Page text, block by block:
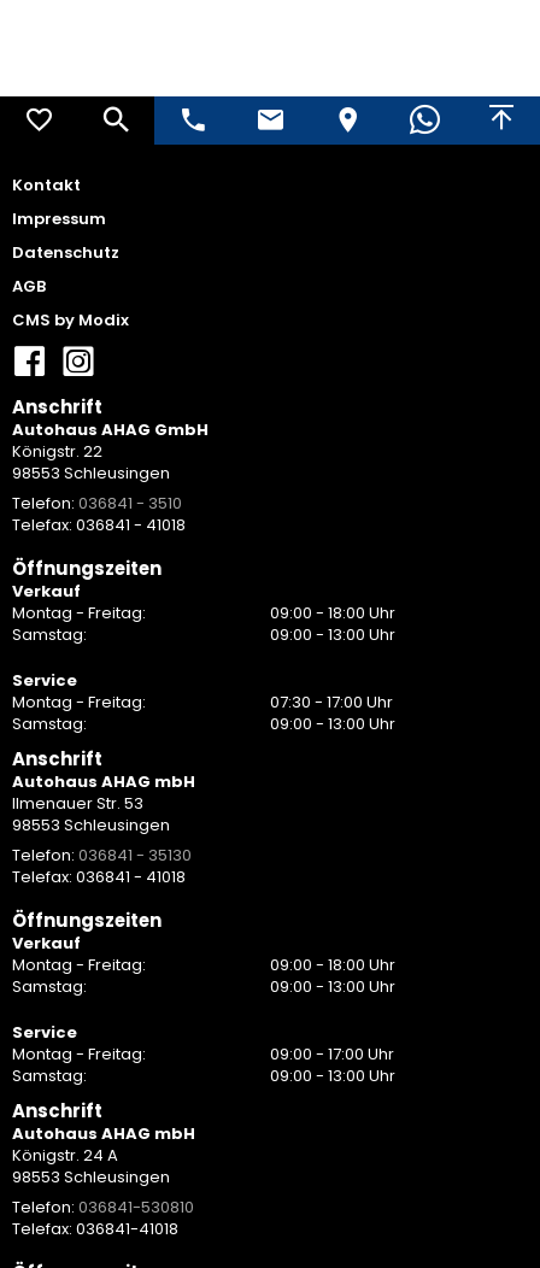
Kontakt
Impressum
Datenschutz
AGB
CMS by Modix
Anschrift
Autohaus AHAG GmbH
Königstr. 22
98553 Schleusingen
Telefon: 036841 - 3510
Telefax: 036841 - 41018
Öffnungszeiten
Verkauf
Montag - Freitag:
09:00 - 18:00 Uhr
Samstag:
09:00 - 13:00 Uhr
Service
Montag - Freitag:
07:30 - 17:00 Uhr
Samstag:
09:00 - 13:00 Uhr
Anschrift
Autohaus AHAG mbH
Ilmenauer Str. 53
98553 Schleusingen
Telefon: 036841 - 35130
Telefax: 036841 - 41018
Öffnungszeiten
Verkauf
Montag - Freitag:
09:00 - 18:00 Uhr
Samstag:
09:00 - 13:00 Uhr
Service
Montag - Freitag:
09:00 - 17:00 Uhr
Samstag:
09:00 - 13:00 Uhr
Anschrift
Autohaus AHAG mbH
Königstr. 24 A
98553 Schleusingen
Telefon: 036841-530810
Telefax: 036841-41018